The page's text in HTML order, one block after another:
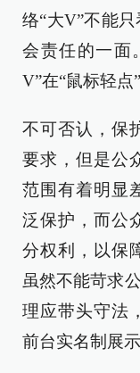
络“大V”不能
会责任的一面
V”在“鼠标轻点
不可否认，保
要求，但是公
范围有着明显
泛保护，而公
分权利，以保
虽然不能苛求
理应带头守法
前台实名制展